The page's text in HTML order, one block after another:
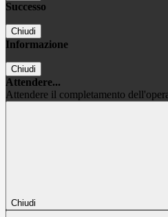
Successo
Chiudi
Informazione
Chiudi
Attendere...
Attendere il completamento
Chiudi